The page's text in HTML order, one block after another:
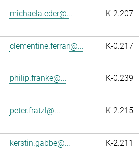
michaela.eder@... K-2.207
clementine.ferrari@... K-0.217
philip.franke@... K-0.239
peter.fratzl@... K-2.215
kerstin.gabbe@... K-2.211